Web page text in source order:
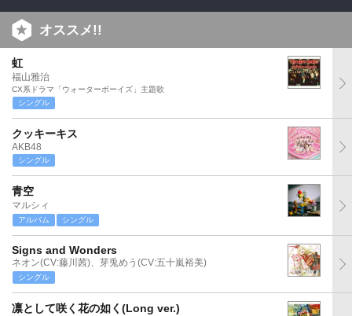
オススメ!!
虹
福山雅治
CX系ドラマ「ウォーターボーイズ」主題歌
シングル
クッキーキス
AKB48
シングル
青空
マルシィ
アルバム シングル
Signs and Wonders
ネオン(CV:藤川茜)、芽兎めう(CV:五十嵐裕美)
シングル
凛として咲く花の如く(Long ver.)